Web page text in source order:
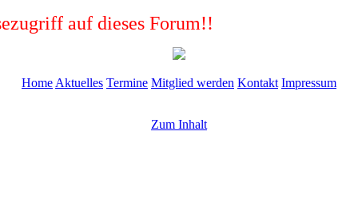
auf dieses Forum!!
Home Aktuelles Termine Mitglied werden Kontakt Impressum
Zum Inhalt